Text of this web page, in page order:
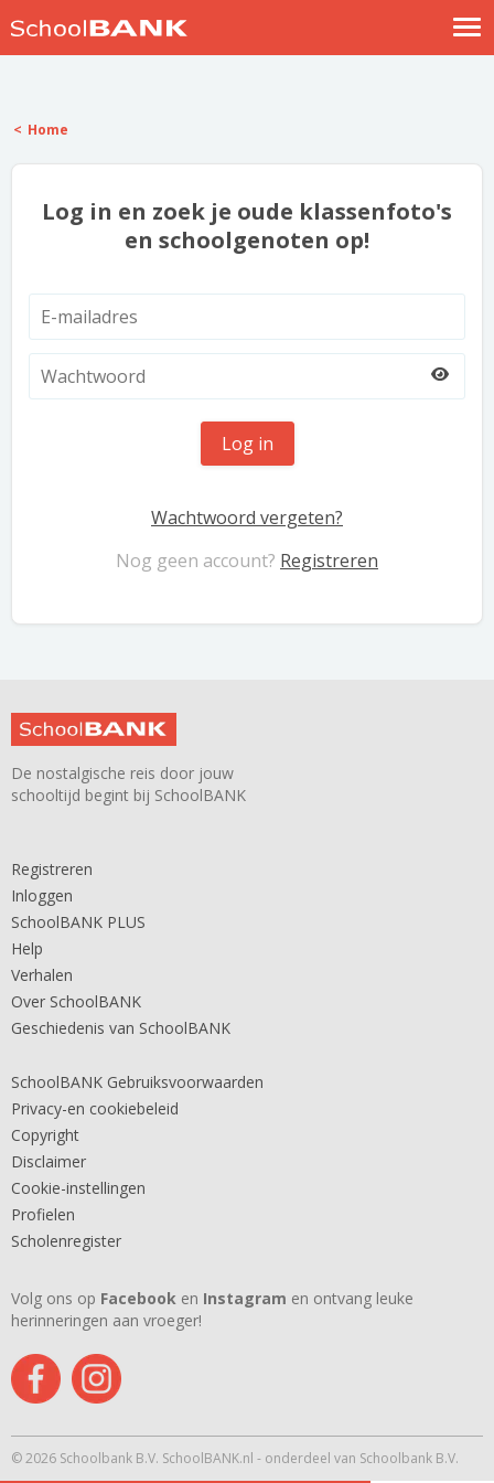
Help
Home
Log in en zoek je oude klassenfoto's
en schoolgenoten op!
Log in
Wachtwoord vergeten?
Nog geen account? Registreren
De nostalgische reis door jouw
schooltijd begint bij SchoolBANK
Registreren
Inloggen
SchoolBANK PLUS
Help
Verhalen
Over SchoolBANK
Geschiedenis van SchoolBANK
SchoolBANK Gebruiksvoorwaarden
Privacy-en cookiebeleid
Copyright
Disclaimer
Cookie-instellingen
Profielen
Scholenregister
Volg ons op Facebook en Instagram en ontvang leuke
herinneringen aan vroeger!
© 2026 Schoolbank B.V. SchoolBANK.nl - onderdeel van Schoolbank B.V.